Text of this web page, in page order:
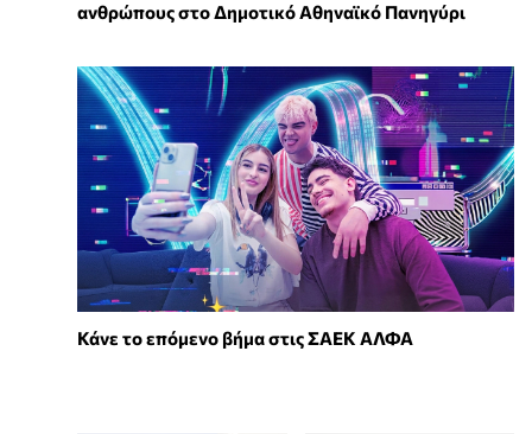
ανθρώπους στο Δημοτικό Αθηναϊκό Πανηγύρι
Κάνε το επόμενο βήμα στις ΣΑΕΚ ΑΛΦΑ